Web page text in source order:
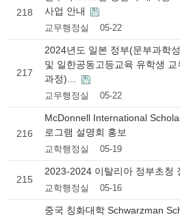
218
사업 안내
교무행정실 05-22
217
2024년도 일본 정부(문부과학
및 일한공동고등교육 유학생
과정)…
교무행정실 05-22
216
McDonnell International
로그램 설명회 홍보
교학행정실 05-19
215
2023-2024 이탈리아 정부초청
교학행정실 05-16
중국 칭화대학 Schwarzman